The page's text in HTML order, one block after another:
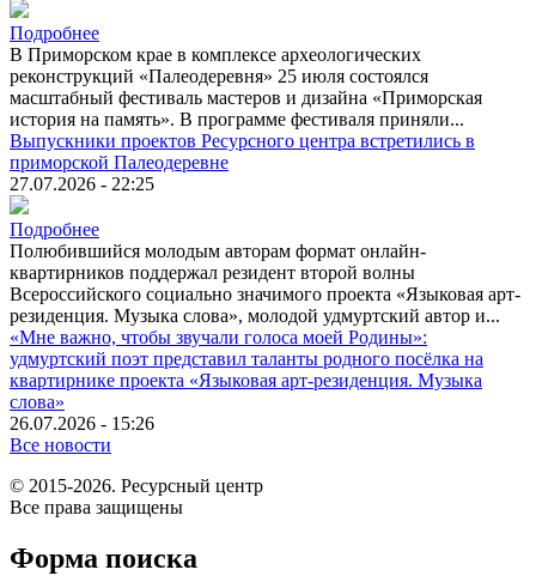
Подробнее
В Приморском крае в комплексе археологических
реконструкций «Палеодеревня» 25 июля состоялся
масштабный фестиваль мастеров и дизайна «Приморская
история на память». В программе фестиваля приняли...
Выпускники проектов Ресурсного центра встретились в
приморской Палеодеревне
27.07.2026 - 22:25
Подробнее
Полюбившийся молодым авторам формат онлайн-
квартирников поддержал резидент второй волны
Всероссийского социально значимого проекта «Языковая арт-
резиденция. Музыка слова», молодой удмуртский автор и...
«Мне важно, чтобы звучали голоса моей Родины»:
удмуртский поэт представил таланты родного посёлка на
квартирнике проекта «Языковая арт-резиденция. Музыка
слова»
26.07.2026 - 15:26
Все новости
© 2015-2026. Ресурсный центр
Все права защищены
Форма поиска